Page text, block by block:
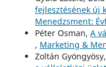
fejlesztésének új
Menedzsment:
Péter Osman, A
, Marketing &
Zoltán Gyöngyösy,